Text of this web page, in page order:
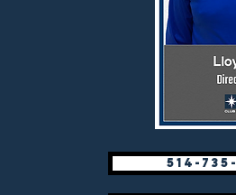
514-